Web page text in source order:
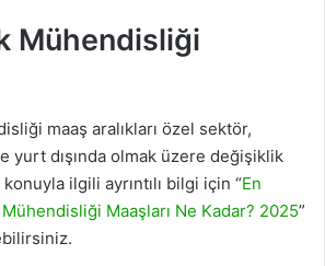
Mühendisliği
maaş aralıkları özel sektör,
yurt dışında olmak üzere değişiklik
ilgili ayrıntılı bilgi için “En
Maaşları Ne Kadar? 2025”